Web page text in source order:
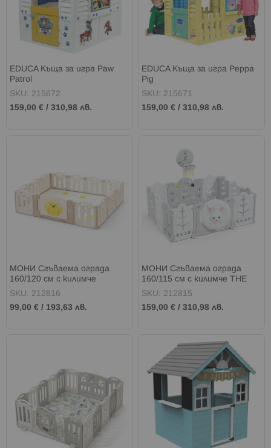
EDUCA Къща за игра Paw
Patrol
SKU: 215672
159,00 € / 310,98 лв.
EDUCA Къща за игра Peppa
Pig
SKU: 215671
159,00 € /310,98 лв.
МОНИ Сгъваема ограда
160/120 см с килимче
TEDDYLAND
SKU: 212816
99,00 € / 193,63 лв.
МОНИ Сгъваема ограда
160/115 см с килимче THE
WHITE RABBIT
SKU: 212815
159,00 € /310,98 лв.